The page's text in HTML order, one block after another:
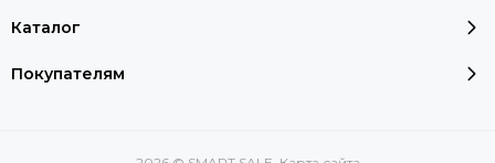
Каталог
Покупателям